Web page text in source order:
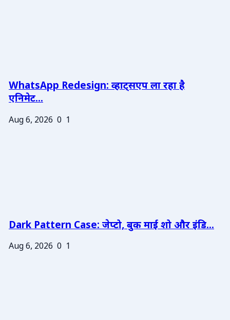
WhatsApp Redesign: व्हाट्सएप ला रहा है
एनिमेट...
Aug 6, 2026 0 1
Dark Pattern Case: जेप्टो, बुक माई शो और इंडि...
Aug 6, 2026 0 1